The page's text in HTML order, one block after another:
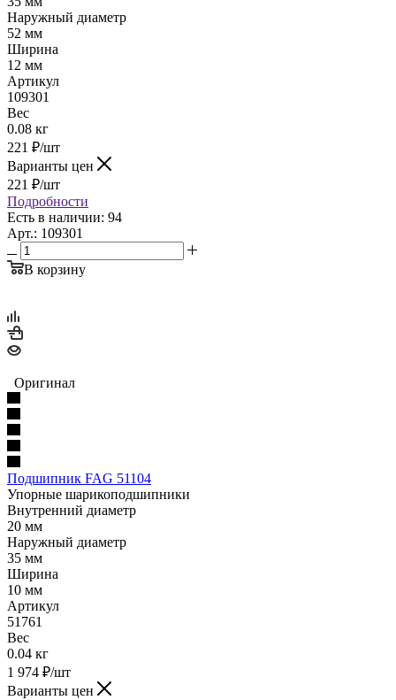
Наружный диаметр
52 мм
Ширина
12 мм
Артикул
109301
Вес
0.08 кг
221 ₽/шт
Варианты цен
221 ₽/шт
Подробности
Есть в наличии: 94
Арт.: 109301
В корзину
Оригинал
Подшипник FAG 51104
Упорные шарикоподшипники
Внутренний диаметр
20 мм
Наружный диаметр
35 мм
Ширина
10 мм
Артикул
51761
Вес
0.04 кг
1 974 ₽/шт
Варианты цен